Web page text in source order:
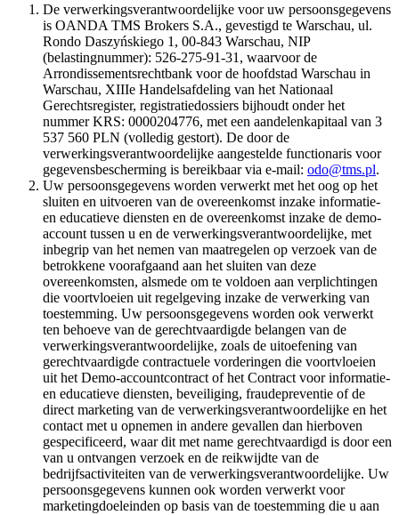
De verwerkingsverantwoordelijke voor uw persoonsgegevens
is OANDA TMS Brokers S.A., gevestigd te Warschau, ul.
Rondo Daszyńskiego 1, 00-843 Warschau, NIP
(belastingnummer): 526-275-91-31, waarvoor de
Arrondissementsrechtbank voor de hoofdstad Warschau in
Warschau, XIIIe Handelsafdeling van het Nationaal
Gerechtsregister, registratiedossiers bijhoudt onder het
nummer KRS: 0000204776, met een aandelenkapitaal van 3
537 560 PLN (volledig gestort). De door de
verwerkingsverantwoordelijke aangestelde functionaris voor
gegevensbescherming is bereikbaar via e-mail: odo@tms.pl.
Uw persoonsgegevens worden verwerkt met het oog op het
sluiten en uitvoeren van de overeenkomst inzake informatie-
en educatieve diensten en de overeenkomst inzake de demo-
account tussen u en de verwerkingsverantwoordelijke, met
inbegrip van het nemen van maatregelen op verzoek van de
betrokkene voorafgaand aan het sluiten van deze
overeenkomsten, alsmede om te voldoen aan verplichtingen
die voortvloeien uit regelgeving inzake de verwerking van
toestemming. Uw persoonsgegevens worden ook verwerkt
ten behoeve van de gerechtvaardigde belangen van de
verwerkingsverantwoordelijke, zoals de uitoefening van
gerechtvaardigde contractuele vorderingen die voortvloeien
uit het Demo-accountcontract of het Contract voor informatie-
en educatieve diensten, beveiliging, fraudepreventie of de
direct marketing van de verwerkingsverantwoordelijke en het
contact met u opnemen in andere gevallen dan hierboven
gespecificeerd, waar dit met name gerechtvaardigd is door een
van u ontvangen verzoek en de reikwijdte van de
bedrijfsactiviteiten van de verwerkingsverantwoordelijke. Uw
persoonsgegevens kunnen ook worden verwerkt voor
marketingdoeleinden op basis van de toestemming die u aan